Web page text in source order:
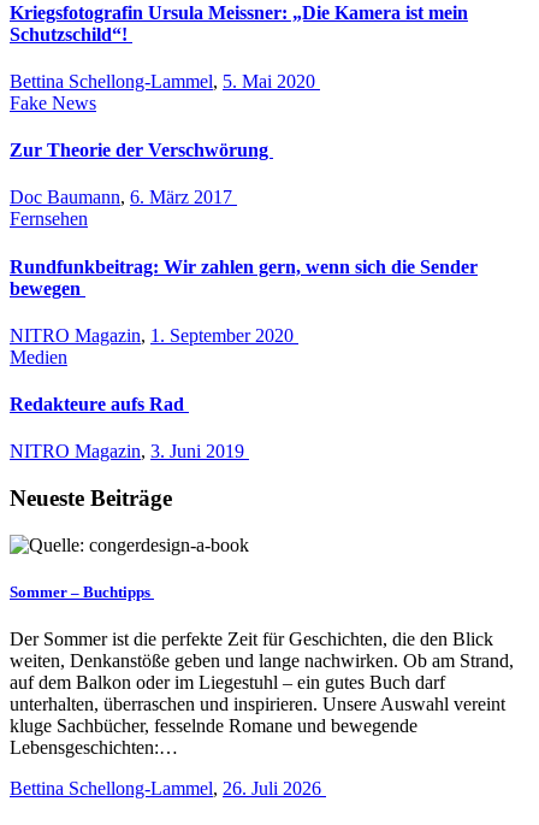
Kriegsfotografin Ursula Meissner: „Die Kamera ist mein
Schutzschild“!
Bettina Schellong-Lammel, 5. Mai 2020
Fake News
Zur Theorie der Verschwörung
Doc Baumann, 6. März 2017
Fernsehen
Rundfunkbeitrag: Wir zahlen gern, wenn sich die Sender
bewegen
NITRO Magazin, 1. September 2020
Medien
Redakteure aufs Rad
NITRO Magazin, 3. Juni 2019
Neueste Beiträge
Sommer – Buchtipps
Der Sommer ist die perfekte Zeit für Geschichten, die den Blick
weiten, Denkanstöße geben und lange nachwirken. Ob am Strand,
auf dem Balkon oder im Liegestuhl – ein gutes Buch darf
unterhalten, überraschen und inspirieren. Unsere Auswahl vereint
kluge Sachbücher, fesselnde Romane und bewegende
Lebensgeschichten:…
Bettina Schellong-Lammel, 26. Juli 2026